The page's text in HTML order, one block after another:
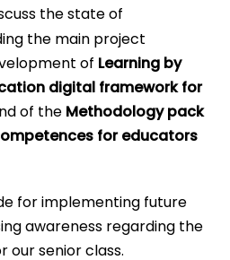
the state of
the main project
of Learning by
digital framework for
of the Methodology pack
for educators
for implementing future
awareness regarding the
our senior class.